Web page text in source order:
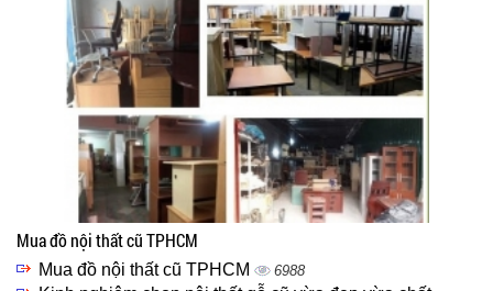
Mua đồ nội thất cũ TPHCM
Mua đồ nội thất cũ TPHCM 6988